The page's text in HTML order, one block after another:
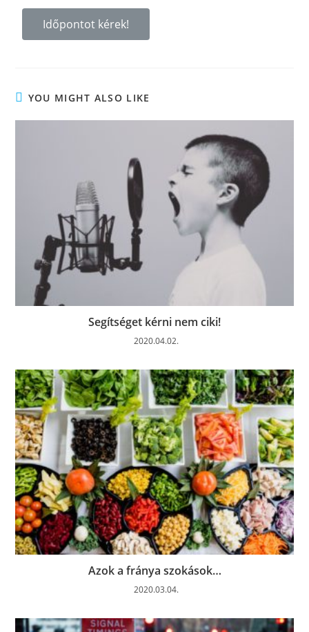
Időpontot kérek!
YOU MIGHT ALSO LIKE
Segítséget kérni nem ciki!
2020.04.02.
Azok a fránya szokások…
2020.03.04.